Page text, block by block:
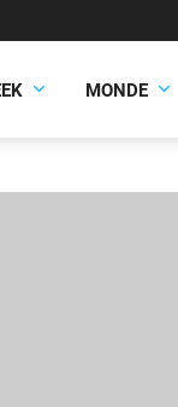
MONDE